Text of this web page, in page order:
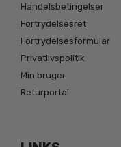
Handelsbetingelser
Fortrydelsesret
Fortrydelsesformular
Privatlivspolitik
Min bruger
Returportal